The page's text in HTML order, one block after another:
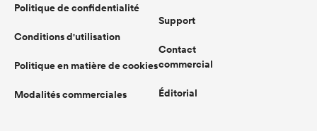
Politique de confidentialité
Conditions d'utilisation
Politique en matière de cookies
Modalités commerciales
Support
Contact
commercial
Éditorial